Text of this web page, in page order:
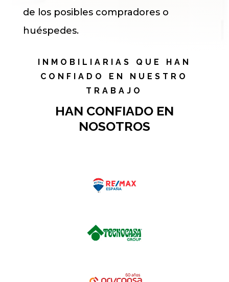
de los posibles compradores o
huéspedes.
INMOBILIARIAS QUE HAN
CONFIADO EN NUESTRO
TRABAJO
HAN CONFIADO EN
NOSOTROS